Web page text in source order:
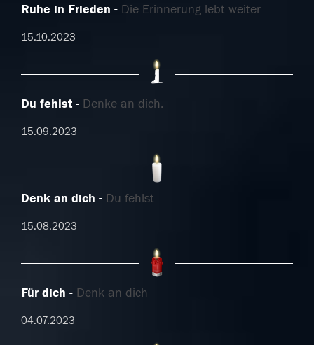
Ruhe in Frieden Die Erinnerung lebt weiter
15.10.2023
Du fehlst Denke an dich.
15.09.2023
Denk an dich Du fehlst
15.08.2023
Für dich Denk an dich
04.07.2023